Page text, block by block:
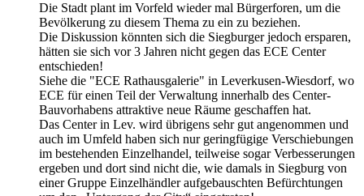
Die Stadt plant im Vorfeld wieder mal Bürgerforen, um die
Bevölkerung zu diesem Thema zu ein zu beziehen.
Die Diskussion könnten sich die Siegburger jedoch ersparen,
hätten sie sich vor 3 Jahren nicht gegen das ECE Center
entschieden!
Siehe die "ECE Rathausgalerie" in Leverkusen-Wiesdorf, wo
ECE für einen Teil der Verwaltung innerhalb des Center-
Bauvorhabens attraktive neue Räume geschaffen hat.
Das Center in Lev. wird übrigens sehr gut angenommen und
auch im Umfeld haben sich nur geringfügige Verschiebungen
im bestehenden Einzelhandel, teilweise sogar Verbesserungen
ergeben und dort sind nicht die, wie damals in Siegburg von
einer Gruppe Einzelhändler aufgebauschten Befürchtungen